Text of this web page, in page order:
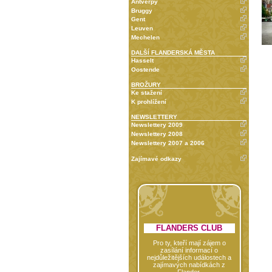
Antverpy
Bruggy
Gent
Leuven
Mechelen
DALŠÍ FLANDERSKÁ MĚSTA
Hasselt
Oostende
BROŽURY
Ke stažení
K prohlížení
NEWSLETTERY
Newslettery 2009
Newslettery 2008
Newslettery 2007 a 2006
Zajímavé odkazy
FLANDERS CLUB
Pro ty, kteří mají zájem o
zasílání informací o
nejdůležitějších událostech a
zajímavých nabídkách z